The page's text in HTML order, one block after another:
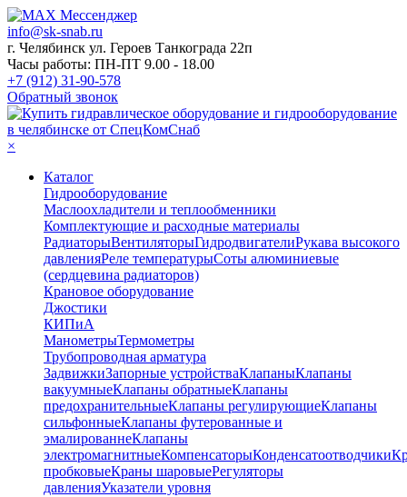
info@sk-snab.ru
г. Челябинск ул. Героев Танкограда 22п
Часы работы: ПН-ПТ 9.00 - 18.00
+7 (912) 31-90-578
Обратный звонок
×
Каталог
Гидрооборудование
Маслоохладители и теплообменники
Комплектующие и расходные материалы
РадиаторыВентиляторыГидродвигателиРукава высокого
давленияРеле температурыСоты алюминиевые
(сердцевина радиаторов)
Крановое оборудование
Джостики
КИПиА
МанометрыТермометры
Трубопроводная арматура
ЗадвижкиЗапорные устройстваКлапаныКлапаны
вакуумныеКлапаны обратныеКлапаны
предохранительныеКлапаны регулирующиеКлапаны
сильфонныеКлапаны футерованные и
эмалированнеКлапаны
электромагнитныеКомпенсаторыКонденсатоотводчики
пробковыеКраны шаровыеРегуляторы
давленияУказатели уровня